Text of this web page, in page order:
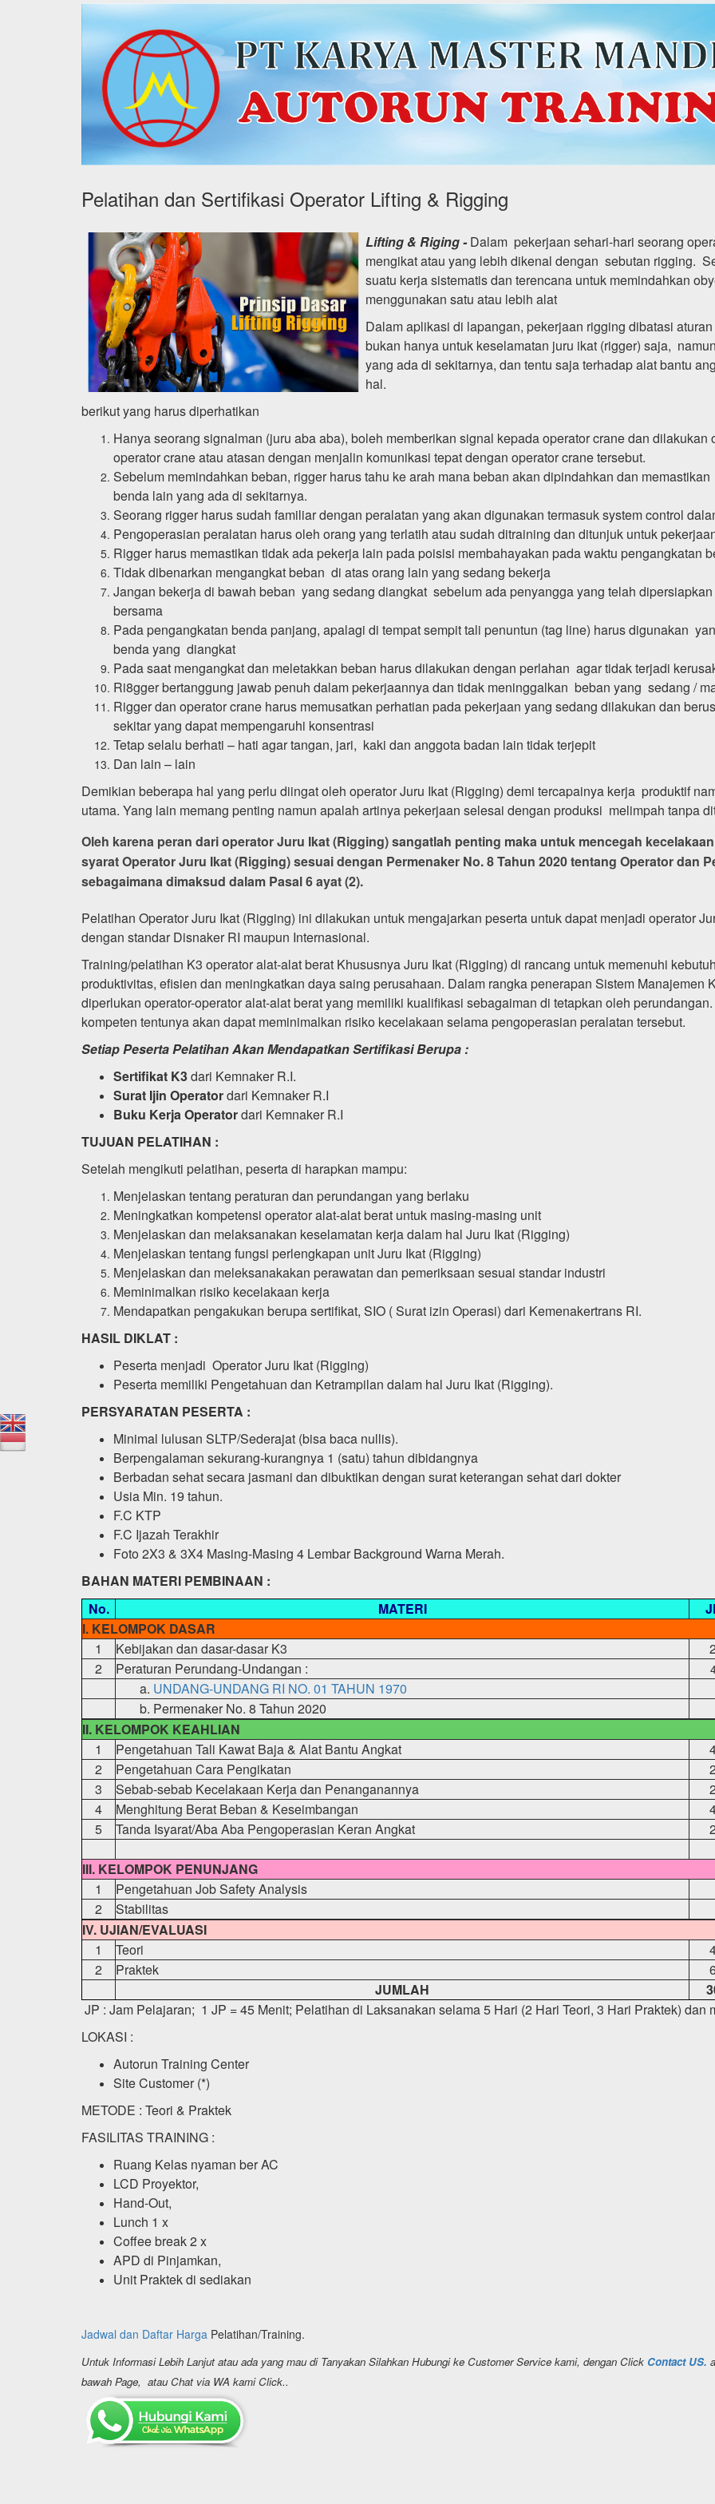
Pelatihan dan Sertifikasi Operator Lifting & Rigging
Lifting & Riging -Dalam pekerjaan sehari-hari seorang
mengikat atau yang lebih dikenal dengan sebutan rigging.
suatu kerja sistematis dan terencana untuk memindahkan
menggunakan satu atau lebih alat
Dalam aplikasi di lapangan, pekerjaan rigging dibatasi
bukan hanya untuk keselamatan juru ikat (rigger) saja,
yang ada di sekitarnya, dan tentu saja terhadap alat bantu
hal.
berikut yang harus diperhatikan
Hanya seorang signalman (juru aba aba), boleh memberikan signal kepada operator crane dan
operator crane atau atasan dengan menjalin komunikasi tepat dengan operator crane tersebut.
Sebelum memindahkan beban, rigger harus tahu ke arah mana beban akan dipindahkan dan
benda lain yang ada di sekitarnya.
Seorang rigger harus sudah familiar dengan peralatan yang akan digunakan termasuk system control
Pengoperasian peralatan harus oleh orang yang terlatih atau sudah ditraining dan ditunjuk untuk
Rigger harus memastikan tidak ada pekerja lain pada poisisi membahayakan pada waktu pengangkatan
Tidak dibenarkan mengangkat beban di atas orang lain yang sedang bekerja
Jangan bekerja di bawah beban yang sedang diangkat sebelum ada penyangga yang telah
bersama
Pada pengangkatan benda panjang, apalagi di tempat sempit tali penuntun (tag line) harus digunakan
benda yang diangkat
Pada saat mengangkat dan meletakkan beban harus dilakukan dengan perlahan agar tidak terjadi
Ri8gger bertanggung jawab penuh dalam pekerjaannya dan tidak meninggalkan beban yang sedang /
Rigger dan operator crane harus memusatkan perhatian pada pekerjaan yang sedang dilakukan dan
sekitar yang dapat mempengaruhi konsentrasi
Tetap selalu berhati – hati agar tangan, jari, kaki dan anggota badan lain tidak terjepit
Dan lain – lain
Demikian beberapa hal yang perlu diingat oleh operator Juru Ikat (Rigging) demi tercapainya kerja produktif
utama. Yang lain memang penting namun apalah artinya pekerjaan selesai dengan produksi melimpah tanpa
Oleh karena peran dari operator Juru Ikat (Rigging) sangatlah penting maka untuk mencegah
syarat Operator Juru Ikat (Rigging) sesuai dengan Permenaker No. 8 Tahun 2020tentang Operator dan
sebagaimana dimaksud dalam Pasal 6 ayat (2).
Pelatihan Operator Juru Ikat (Rigging) ini dilakukan untuk mengajarkan peserta untuk dapat menjadi operator
dengan standar Disnaker RI maupun Internasional.
Training/pelatihan K3 operator alat-alat berat Khususnya Juru Ikat (Rigging) di rancang untuk memenuhi
produktivitas, efisien dan meningkatkan daya saing perusahaan. Dalam rangka penerapan Sistem Manajemen
diperlukan operator-operator alat-alat berat yang memiliki kualifikasi sebagaiman di tetapkan oleh
kompeten tentunya akan dapat meminimalkan risiko kecelakaan selama pengoperasian peralatan tersebut.
Setiap Peserta Pelatihan Akan Mendapatkan Sertifikasi Berupa :
Sertifikat K3dari Kemnaker R.I.
Surat Ijin Operatordari Kemnaker R.I
Buku Kerja Operatordari Kemnaker R.I
TUJUAN PELATIHAN :
Setelah mengikuti pelatihan, peserta di harapkan mampu:
Menjelaskan tentang peraturan dan perundangan yang berlaku
Meningkatkan kompetensi operator alat-alat berat untuk masing-masing unit
Menjelaskan dan melaksanakan keselamatan kerja dalam hal Juru Ikat (Rigging)
Menjelaskan tentang fungsi perlengkapan unit Juru Ikat (Rigging)
Menjelaskan dan meleksanakakan perawatan dan pemeriksaan sesuai standar industri
Meminimalkan risiko kecelakaan kerja
Mendapatkan pengakukan berupa sertifikat, SIO ( Surat izin Operasi) dari Kemenakertrans RI.
HASIL DIKLAT :
Peserta menjadi Operator Juru Ikat (Rigging)
Peserta memiliki Pengetahuan dan Ketrampilan dalam hal Juru Ikat (Rigging).
PERSYARATAN PESERTA :
Minimal lulusan SLTP/Sederajat (bisa baca nullis).
Berpengalaman sekurang-kurangnya 1 (satu) tahun dibidangnya
Berbadan sehat secara jasmani dan dibuktikan dengan surat keterangan sehat dari dokter
Usia Min. 19 tahun.
F.C KTP
F.C Ijazah Terakhir
Foto 2X3 & 3X4 Masing-Masing 4 Lembar Background Warna Merah.
BAHAN MATERI PEMBINAAN :
No.
MATERI
I. KELOMPOK DASAR
1
Kebijakan dan dasar-dasar K3
2
2
Peraturan Perundang-Undangan :
a. UNDANG-UNDANG RI NO. 01 TAHUN 1970
b. Permenaker No. 8 Tahun 2020
II. KELOMPOK KEAHLIAN
1
Pengetahuan Tali Kawat Baja & Alat Bantu Angkat
2
Pengetahuan Cara Pengikatan
2
3
Sebab-sebab Kecelakaan Kerja dan Penanganannya
2
4
Menghitung Berat Beban & Keseimbangan
5
Tanda Isyarat/Aba Aba Pengoperasian Keran Angkat 2
III. KELOMPOK PENUNJANG
1
Pengetahuan Job Safety Analysis
2
Stabilitas
IV. UJIAN/EVALUASI
1
Teori
2
Praktek
JUMLAH
JP : Jam Pelajaran; 1 JP = 45 Menit; Pelatihan di Laksanakan selama 5 Hari (2 Hari Teori, 3 Hari Praktek) dan
LOKASI :
Autorun Training Center
Site Customer (*)
METODE : Teori & Praktek
FASILITAS TRAINING :
Ruang Kelas nyaman ber AC
LCD Proyektor,
Hand-Out,
Lunch 1 x
Coffee break 2 x
APD di Pinjamkan,
Unit Praktek di sediakan
Jadwal dan Daftar Harga Pelatihan/Training.
Untuk Informasi Lebih Lanjut atau ada yang mau di Tanyakan Silahkan Hubungi ke Customer Service kami, dengan Click Contact US.
bawah Page, atau Chat via WA kami Click..